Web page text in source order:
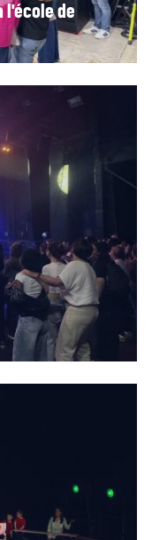
l'école de